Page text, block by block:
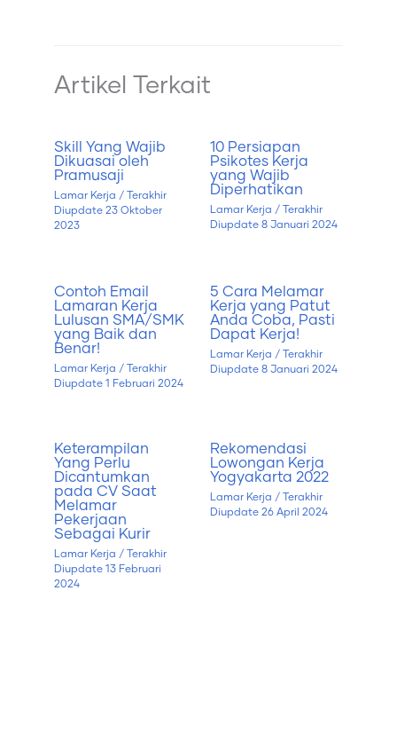
Artikel Terkait
Skill Yang Wajib
Dikuasai oleh
Pramusaji
Lamar Kerja / Terakhir
Diupdate 23 Oktober
2023
10 Persiapan
Psikotes Kerja
yang Wajib
Diperhatikan
Lamar Kerja / Terakhir
Diupdate8 Januari 2024
Contoh Email
Lamaran Kerja
Lulusan SMA/SMK
yang Baik dan
Benar!
Lamar Kerja / Terakhir
Diupdate 1 Februari 2024
5 Cara Melamar
Kerja yang Patut
Anda Coba, Pasti
Dapat Kerja!
Lamar Kerja / Terakhir
Diupdate8 Januari 2024
Keterampilan
Yang Perlu
Dicantumkan
pada CV Saat
Melamar
Pekerjaan
Sebagai Kurir
Lamar Kerja / Terakhir
Diupdate 13 Februari
2024
Rekomendasi
Lowongan Kerja
Yogyakarta 2022
Lamar Kerja / Terakhir
Diupdate26 April 2024